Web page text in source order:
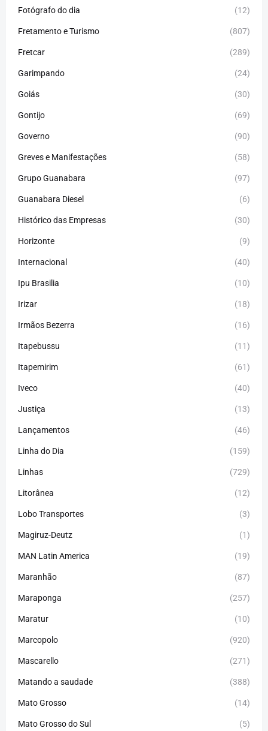
Fotógrafo do dia (12)
Fretamento e Turismo (807)
Fretcar (289)
Garimpando (24)
Goiás (30)
Gontijo (69)
Governo (90)
Greves e Manifestações (58)
Grupo Guanabara (97)
Guanabara Diesel (6)
Histórico das Empresas (30)
Horizonte (9)
Internacional (40)
Ipu Brasilia (10)
Irizar (18)
Irmãos Bezerra (16)
Itapebussu (11)
Itapemirim (61)
Iveco (40)
Justiça (13)
Lançamentos (46)
Linha do Dia (159)
Linhas (729)
Litorânea (12)
Lobo Transportes (3)
Magiruz-Deutz (1)
MAN Latin America (19)
Maranhão (87)
Maraponga (257)
Maratur (10)
Marcopolo (920)
Mascarello (271)
Matando a saudade (388)
Mato Grosso (14)
Mato Grosso do Sul (5)